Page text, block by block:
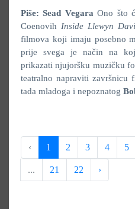
Piše: Sead Vegara Ono što
Coenovih Inside Llewyn
filmova koji imaju posebno
prije svega je način na
prikazati njujoršku muzičku
teatralno napraviti završnicu
tada mladoga i nepoznatog
‹ 1 2 3 4 5
... 21 22 ›